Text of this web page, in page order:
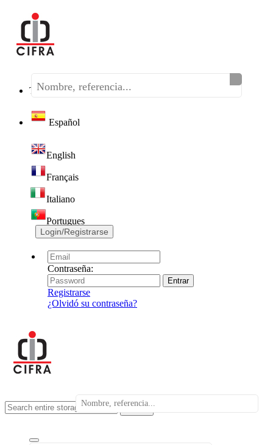
Teléfono:(+34) 968 320 046
Español
English
Français
Italiano
Portugues
Login/Registrarse
Contraseña:
Registrarse
¿Olvidó su contraseña?
search